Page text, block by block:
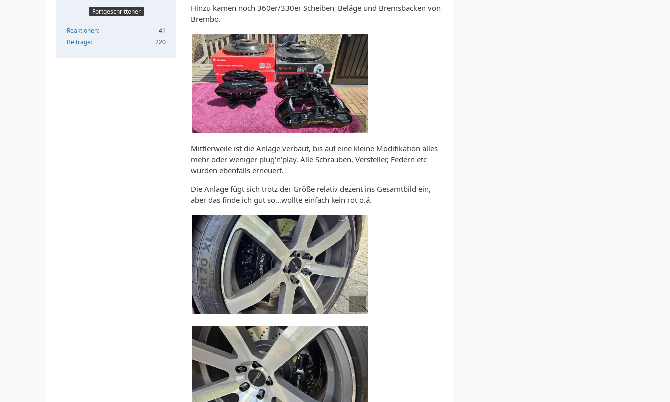
Fortgeschrittener
Reaktionen
41
Beiträge
220
Hinzu kamen noch 360er/330er Scheiben, Beläge und Bremsbacken von
Brembo.
Mittlerweile ist die Anlage verbaut, bis auf eine kleine Modifikation alles
mehr oder weniger plug'n'play. Alle Schrauben, Versteller, Federn etc
wurden ebenfalls erneuert.
Die Anlage fügt sich trotz der Größe relativ dezent ins Gesamtbild ein,
aber das finde ich gut so...wollte einfach kein rot o.ä.